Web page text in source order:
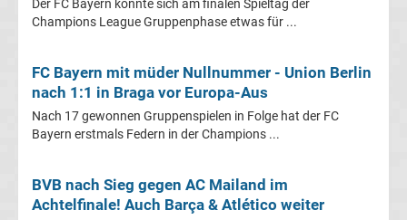
League
Torschützenkönige
Champions
League
Der FC Bayern konnte sich am finalen Spieltag der
Champions League Gruppenphase etwas für ...
FC Bayern mit müder Nullnummer - Union Berlin
nach 1:1 in Braga vor Europa-Aus
Nach 17 gewonnen Gruppenspielen in Folge hat der FC
Bayern erstmals Federn in der Champions ...
BVB nach Sieg gegen AC Mailand im
Achtelfinale! Auch Barça & Atlético weiter